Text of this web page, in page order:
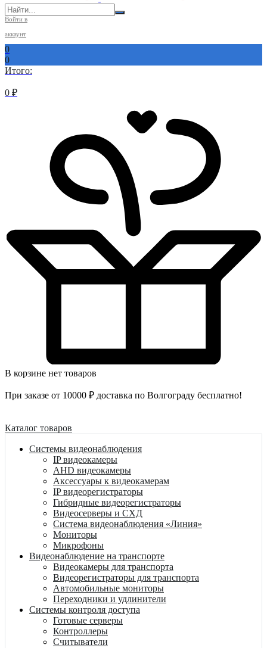
Войти в
аккаунт
0
0
Итого:
0 ₽
В корзине нет товаров
При заказе от 10000 ₽ доставка по Волгограду бесплатно!
Каталог товаров
Системы видеонаблюдения
IP видеокамеры
AHD видеокамеры
Аксессуары к видеокамерам
IP видеорегистраторы
Гибридные видеорегистраторы
Видеосерверы и СХД
Система видеонаблюдения «Линия»
Мониторы
Микрофоны
Видеонаблюдение на транспорте
Видеокамеры для транспорта
Видеорегистраторы для транспорта
Автомобильные мониторы
Переходники и удлинители
Системы контроля доступа
Готовые серверы
Контроллеры
Считыватели